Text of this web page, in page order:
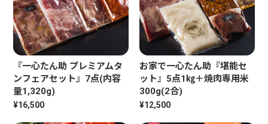
『一心たん助 プレミアムタ
ンフェアセット』7点(内容
量1,320g)
¥16,500
お家で一心たん助『堪能セ
ット』5点1㎏＋焼肉専用米
300g(2合)
¥12,500